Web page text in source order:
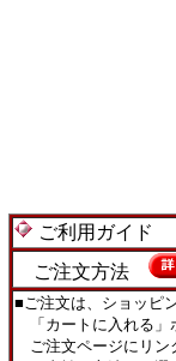
ご利用ガイド
ご注文方法
■ご注文は、ショッピ
「カートに入れる」
ご注文ページにリン